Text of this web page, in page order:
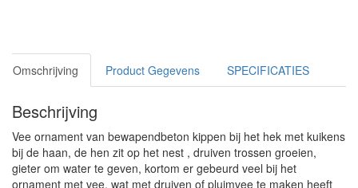
Omschrijving Product Gegevens SPECIFICATIES
Beschrijving
Vee ornament van bewapendbeton kippen bij het hek met kuikens
bij de haan, de hen zit op het nest , druiven trossen groeien,
gieter om water te geven, kortom er gebeurd veel bij het
ornament met vee, wat met druiven of pluimvee te maken heeft